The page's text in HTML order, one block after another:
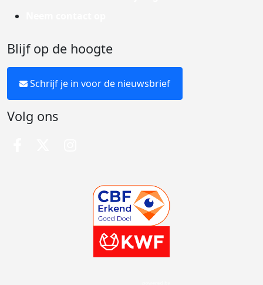
Blijf op de hoogte
Schrijf je in voor de nieuwsbrief
Volg ons